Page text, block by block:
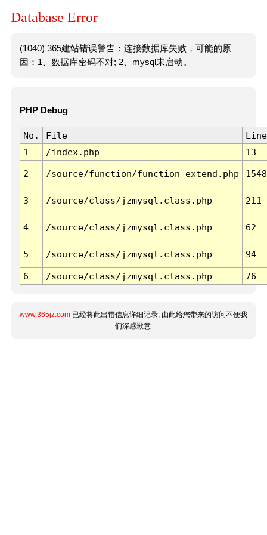
Database Error
(1040) 365建站错误警告：连接数据库失败，可能的原
因：1、数据库密码不对; 2、mysql未启动。
PHP Debug
No. File
Line
1
/index.php 13
2 /source/function/function_extend.php 1548
3 /source/class/jzmysql.class.php 211
4 /source/class/jzmysql.class.php 62
5 /source/class/jzmysql.class.php 94
6 /source/class/jzmysql.class.php 76
www.365jz.com 已经将此出错信息详细记录, 由此给您带来的访问不便我
们深感歉意.